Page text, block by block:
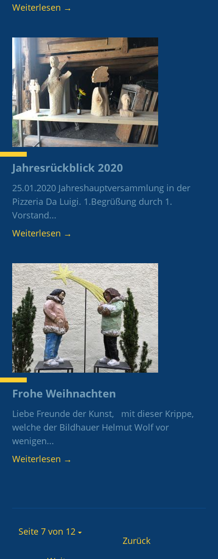
Weiterlesen →
Jahresrückblick 2020
25.01.2020 Jahreshauptversammlung in der
Pizzeria Da Luigi. 1.Begrüßung durch 1.
Vorstand...
Weiterlesen →
Frohe Weihnachten
Liebe Freunde der Kunst, mit dieser Krippe,
welche der Bildhauer Helmut Wolf vor
wenigen...
Weiterlesen →
Seite 7 von 12
Zurück